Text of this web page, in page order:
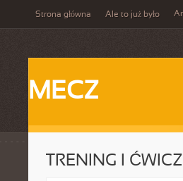
Strona główna Ale to już było
MECZ
TRENING I